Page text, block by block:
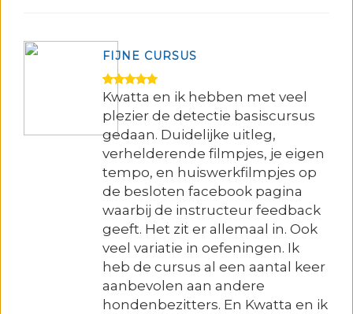
FIJNE CURSUS
Kwatta en ik hebben met veel
plezier de detectie basiscursus
gedaan. Duidelijke uitleg,
verhelderende filmpjes, je eigen
tempo, en huiswerkfilmpjes op
de besloten facebook pagina
waarbij de instructeur feedback
geeft. Het zit er allemaal in. Ook
veel variatie in oefeningen. Ik
heb de cursus al een aantal keer
aanbevolen aan andere
hondenbezitters. En Kwatta en ik